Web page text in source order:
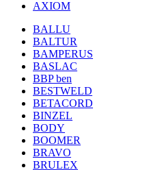
AXIOM
BALLU
BALTUR
BAMPERUS
BASLAC
BBP ben
BESTWELD
BETACORD
BINZEL
BODY
BOOMER
BRAVO
BRULEX